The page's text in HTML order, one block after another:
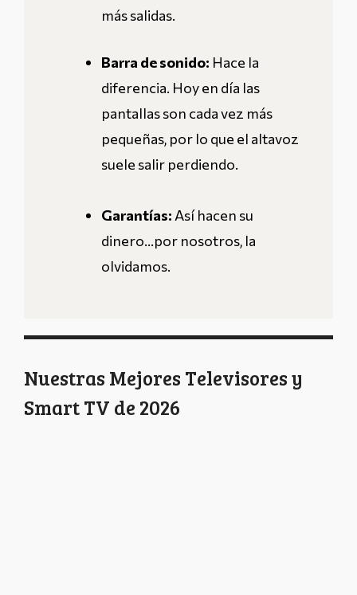
más salidas.
Barra de sonido: Hace la
diferencia. Hoy en día las
pantallas son cada vez más
pequeñas, por lo que el altavoz
suele salir perdiendo.
Garantías: Así hacen su
dinero…por nosotros, la
olvidamos.
Nuestras Mejores Televisores y
Smart TV de 2026